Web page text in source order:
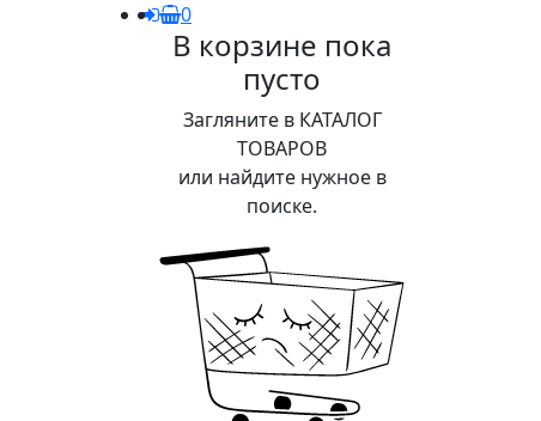
0
В корзине пока
пусто
Загляните в КАТАЛОГ
ТОВАРОВ
или найдите нужное в
поиске.